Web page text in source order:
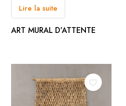
Lire la suite
ART MURAL D’ATTENTE